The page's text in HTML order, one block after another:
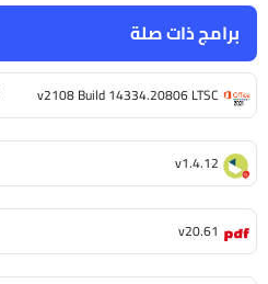
برامج ذات صلة
v2108 Build 14334.20806 LTSC
v1.4.12
v20.61